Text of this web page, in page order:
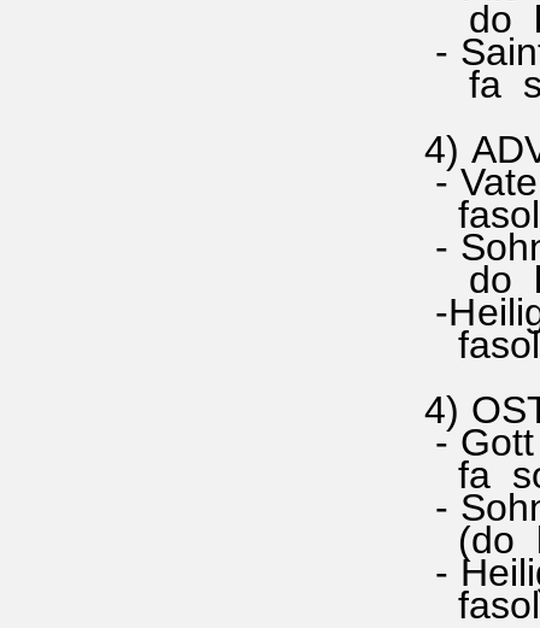
do la
-
fa
4)
-
fasol
-
do la
-
4)
-
fa
-
(do
-